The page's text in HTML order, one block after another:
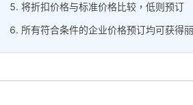
将折扣价格与标准价格比较，低则预订
所有符合条件的企业价格预订均可获得